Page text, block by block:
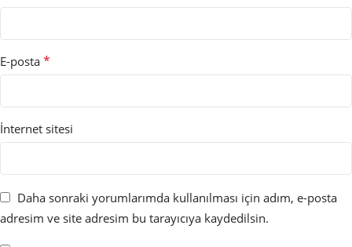
E-posta *
İnternet sitesi
Daha sonraki yorumlarımda kullanılması için adım, e-posta
adresim ve site adresim bu tarayıcıya kaydedilsin.